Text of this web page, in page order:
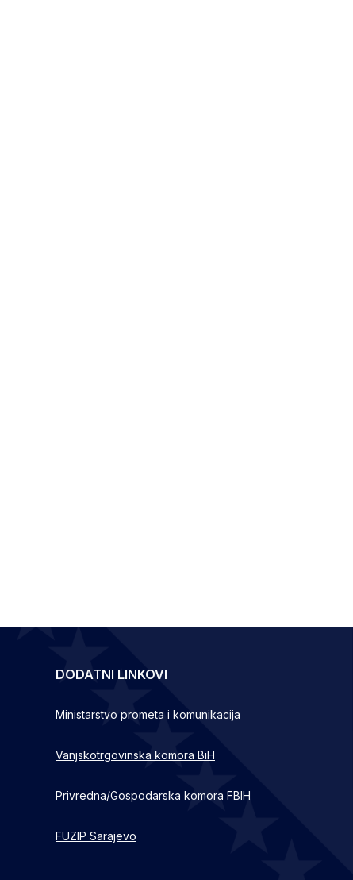
DODATNI LINKOVI
Ministarstvo prometa i komunikacija
Vanjskotrgovinska komora BiH
Privredna/Gospodarska komora FBIH
FUZIP Sarajevo